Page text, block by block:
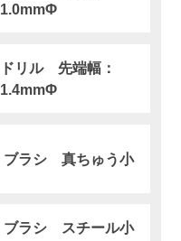
1.0mmΦ
ドリル 先端幅：
1.4mmΦ
ブラシ 真ちゅう小
ブラシ スチール小